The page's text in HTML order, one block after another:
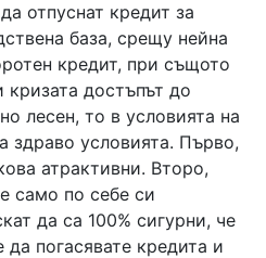
отпуснат кредит за
база, срещу нейна
кредит, при същото
кризата достъпът до
лесен, то в условията на
здраво условията. Първо,
атрактивни. Второ,
само по себе си
да са 100% сигурни, че
погасявате кредита и